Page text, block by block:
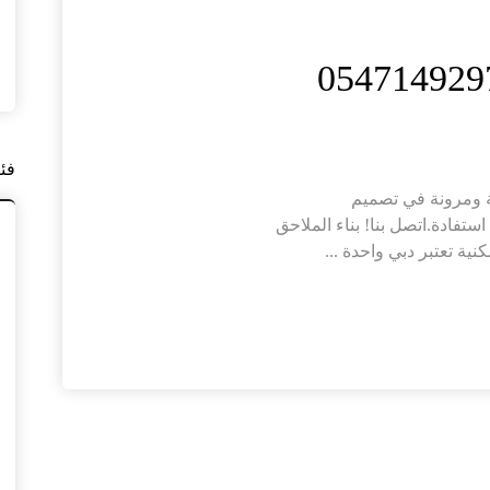
ومرونة في تصميم
بنا! بناء الملاحق
تعتبر دبي واحدة ...